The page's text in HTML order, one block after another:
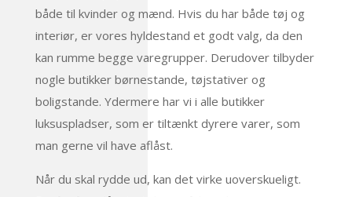
både til kvinder og mænd. Hvis du har både tøj og
interiør, er vores hyldestand et godt valg, da den
kan rumme begge varegrupper. Derudover tilbyder
nogle butikker børnestande, tøjstativer og
boligstande. Ydermere har vi i alle butikker
luksuspladser, som er tiltænkt dyrere varer, som
man gerne vil have aflåst.
Når du skal rydde ud, kan det virke uoverskueligt.